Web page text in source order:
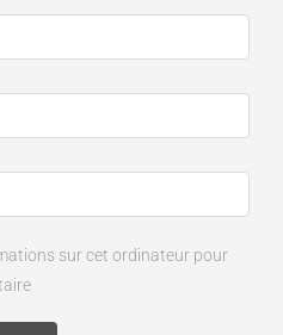
sur cet ordinateur pour